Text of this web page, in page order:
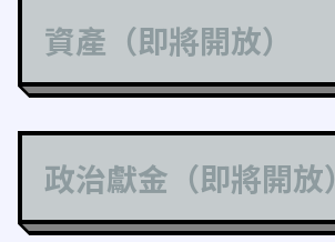
資產（即將開放）
政治獻金（即將開放）